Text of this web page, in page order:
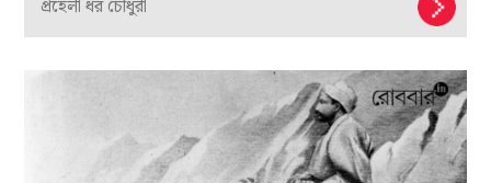
প্রহেলী ধর চৌধুরী